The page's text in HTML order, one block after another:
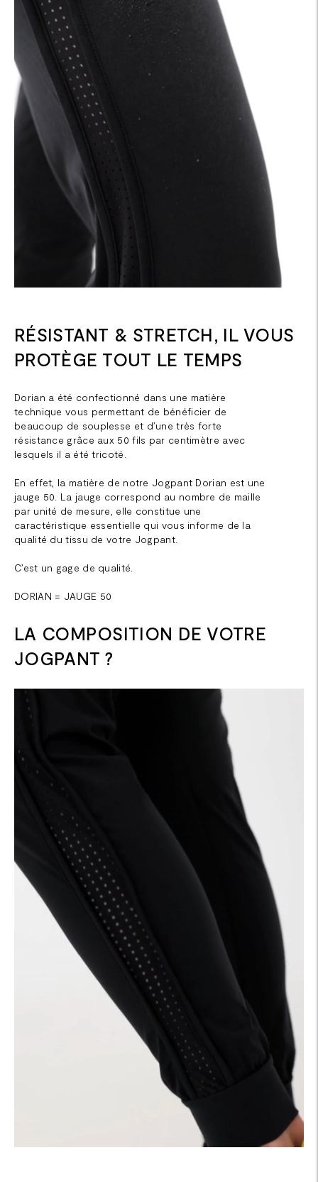
RÉSISTANT & STRETCH, IL VOUS
PROTÈGE TOUT LE TEMPS
Dorian a été confectionné dans une matière
technique vous permettant de bénéficier de
beaucoup de souplesse et d’une très forte
résistance grâce aux 50 fils par centimètre avec
lesquels il a été tricoté.
En effet, la matière de notre Jogpant Dorian est une
jauge 50. La jauge correspond au nombre de maille
par unité de mesure, elle constitue une
caractéristique essentielle qui vous informe de la
qualité du tissu de votre Jogpant.
C’est un gage de qualité.
DORIAN = JAUGE 50
LA COMPOSITION DE VOTRE
JOGPANT ?